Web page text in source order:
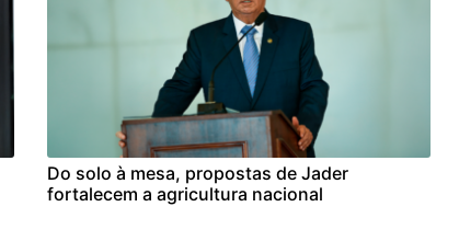
Do solo à mesa, propostas de Jader
fortalecem a agricultura nacional